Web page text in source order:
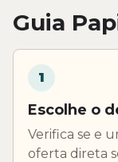
Guia
1
Escolhe o
Verifica se e
oferta direta